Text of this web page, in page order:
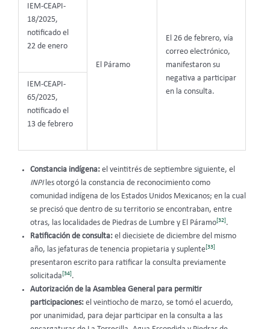
IEM-CEAPI-
18/2025,
notificado el
22 de enero
El Páramo
El 26 de febrero, vía
correo electrónico,
manifestaron su
negativa a participar
en la consulta.
IEM-CEAPI-
65/2025,
notificado el
13 de febrero
Constancia indígena: el veintitrés de septiembre siguiente, el
INPI les otorgó la constancia de reconocimiento como
comunidad indígena de los Estados Unidos Mexicanos; en la cual
se precisó que dentro de su territorio se encontraban, entre
otras, las localidades de Piedras de Lumbre y El Páramo[32].
Ratificación de consulta: el diecisiete de diciembre del mismo
año, las jefaturas de tenencia propietaria y suplente[33]
presentaron escrito para ratificar la consulta previamente
solicitada[34].
Autorización de la Asamblea General para permitir
participaciones: el veintiocho de marzo, se tomó el acuerdo,
por unanimidad, para dejar participar en la consulta a las